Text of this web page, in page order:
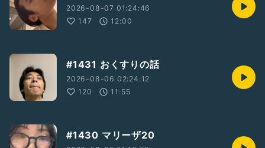
2026-08-07 01:24:46
147
12:00
#1431 おくすりの話
2026-08-06 02:24:12
120
11:55
#1430 マリーザ20